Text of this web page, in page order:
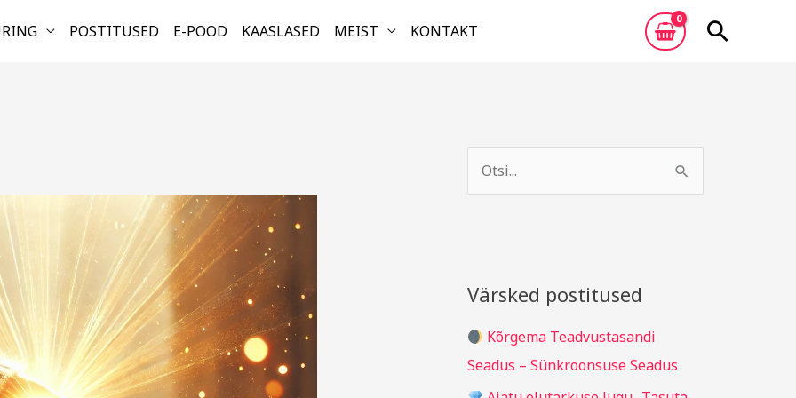
POSTITUSED E-POOD KAASLASED MEIST KONTAKT Otsi
c
f
o
Värsked postitused
Kõrgema Teadvustasandi
Seadus – Sünkroonsuse Seadus
h
b
g
i
d